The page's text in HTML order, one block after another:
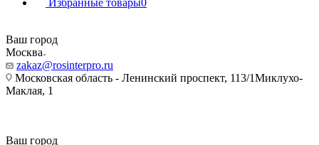
Избранные товары0
Ваш город
Москва
zakaz@rosinterpro.ru
Московская область - Ленинский проспект, 113/1Миклухо-
Маклая, 1
Ваш город